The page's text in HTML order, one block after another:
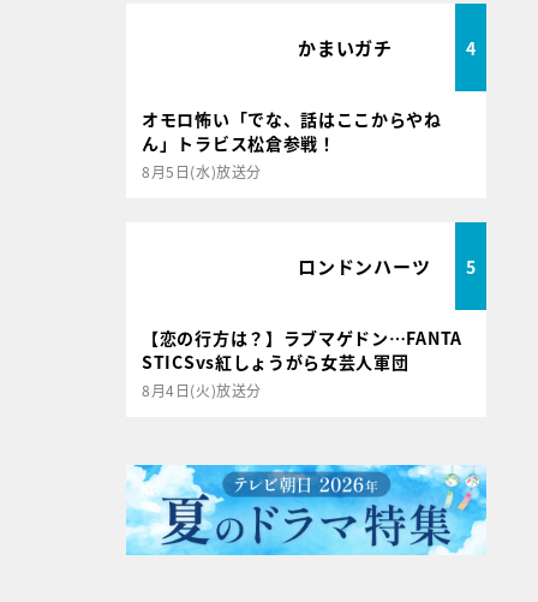
かまいガチ 4
オモロ怖い「でな、話はここからやね
ん」トラビス松倉参戦！
8月5日(水)放送分
ロンドンハーツ 5
【恋の行方は？】ラブマゲドン…FANTA
STICSvs紅しょうがら女芸人軍団
8月4日(火)放送分